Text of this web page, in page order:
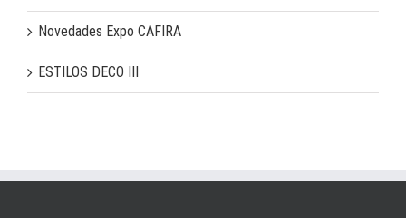
Novedades Expo CAFIRA
ESTILOS DECO III